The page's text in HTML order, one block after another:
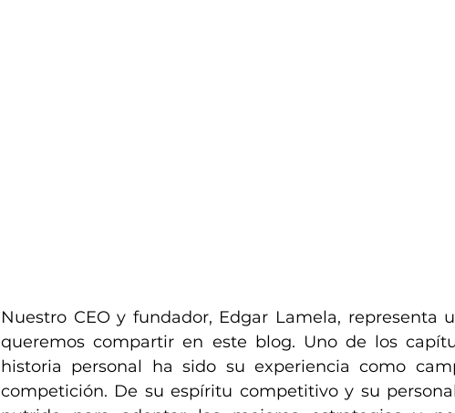
Nuestro CEO y fundador, Edgar Lamela, representa
queremos compartir en este blog. Uno de los
historia personal ha sido su experiencia como
competición. De su espíritu competitivo y su